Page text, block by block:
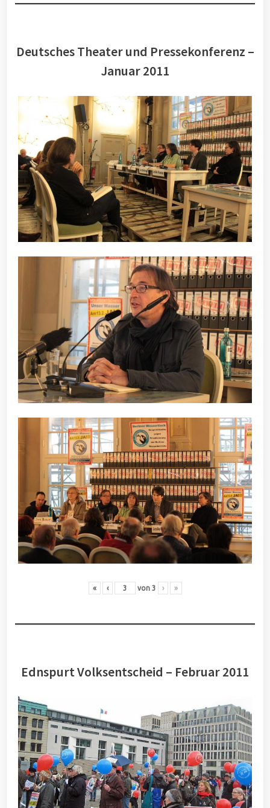
Deutsches Theater und Pressekonferenz –
Januar 2011
« ‹ von 3 › »
Ednspurt Volksentscheid – Februar 2011